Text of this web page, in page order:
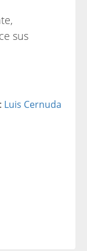
sus
Luis Cernuda